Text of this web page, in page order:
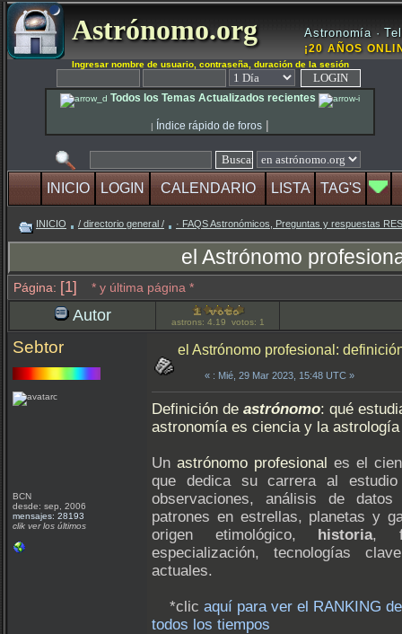
Astrónomo.org Astronomía ·
¡20 AÑOS
Ingresar nombre de usuario, contraseña, duración de la sesión
Todos los Temas Actualizados recientes
| Índice rápido de foros |
INICIO LOGIN CALENDARIO LISTA TAG'S
INICIO / directorio general / · FAQS Astronómicos, Preguntas y respuestas
el Astrónomo
Página: [1] * y última página *
Autor astrons: 4.19 votos: 1
Sebtor
BCN
desde: sep, 2006
mensajes: 28193
clik ver los últimos
el Astrónomo profesional:
« : Mié, 29 Mar 2023, 15:48 UTC »
Definición de astrónomo: qué
astronomía es ciencia y la
Un astrónomo profesional es el
que dedica su carrera al
observaciones, análisis de
patrones en estrellas, planetas y
origen etimológico, historia,
especialización, tecnologías
actuales.
*clic aquí para ver el RANKING
todos los tiempos